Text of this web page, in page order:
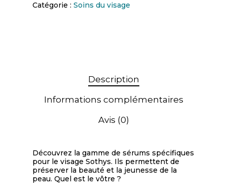
Catégorie : Soins du visage
Description
Informations complémentaires
Avis (0)
Découvrez la gamme de sérums spécifiques
pour le visage Sothys. Ils permettent de
préserver la beauté et la jeunesse de la
peau. Quel est le vôtre ?